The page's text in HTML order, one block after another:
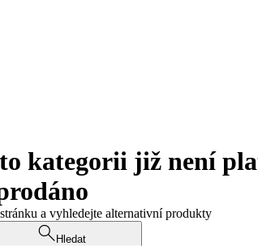
kategorii již není
a vyhledejte alternativní produkty
Hledat